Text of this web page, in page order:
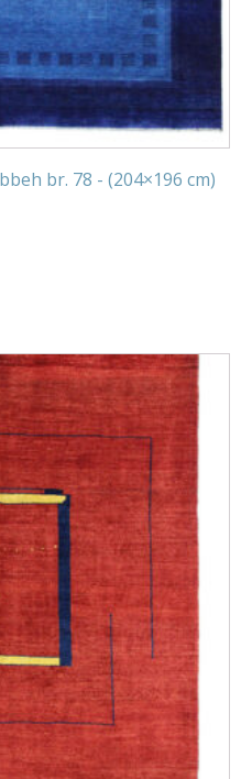
br. 78 - (204×196 cm)